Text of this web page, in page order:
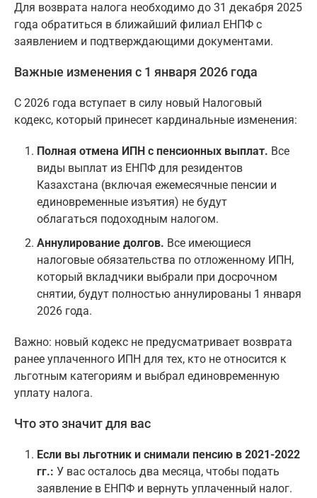
Для возврата налога необходимо до 31 декабря 2025
года обратиться в ближайший филиал ЕНПФ с
заявлением и подтверждающими документами.
Важные изменения с 1 января 2026 года
С 2026 года вступает в силу новый Налоговый
кодекс, который принесет кардинальные изменения:
Полная отмена ИПН с пенсионных выплат. Все
виды выплат из ЕНПФ для резидентов
Казахстана (включая ежемесячные пенсии и
единовременные изъятия) не будут
облагаться подоходным налогом.
Аннулирование долгов. Все имеющиеся
налоговые обязательства по отложенному ИПН,
который вкладчики выбрали при досрочном
снятии, будут полностью аннулированы 1 января
2026 года.
Важно: новый кодекс не предусматривает возврата
ранее уплаченного ИПН для тех, кто не относится к
льготным категориям и выбрал единовременную
уплату налога.
Что это значит для вас
Если вы льготник и снимали пенсию в 2021-2022
гг.: У вас осталось два месяца, чтобы подать
заявление в ЕНПФ и вернуть уплаченный налог.